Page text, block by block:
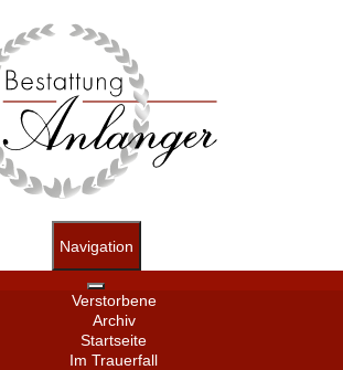
Navigation
Verstorbene
Archiv
Startseite
Im Trauerfall